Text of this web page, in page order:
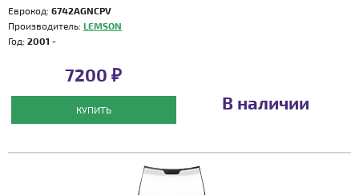
Еврокод: 6742AGNCPV
Производитель: LEMSON
Год: 2001 -
7200 ₽
КУПИТЬ В наличии